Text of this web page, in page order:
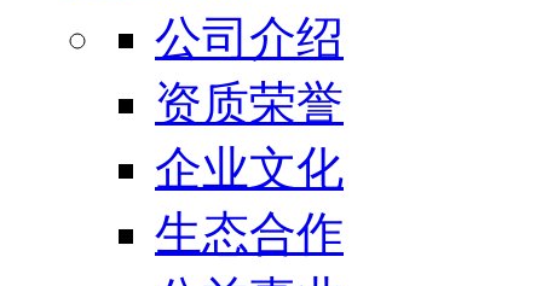
公司介绍
资质荣誉
企业文化
生态合作